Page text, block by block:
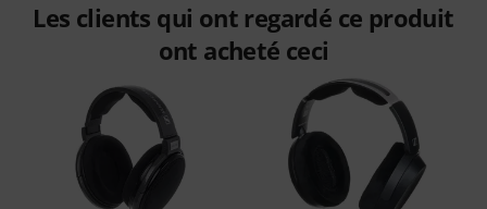
Les clients qui ont regardé ce produit
ont acheté ceci